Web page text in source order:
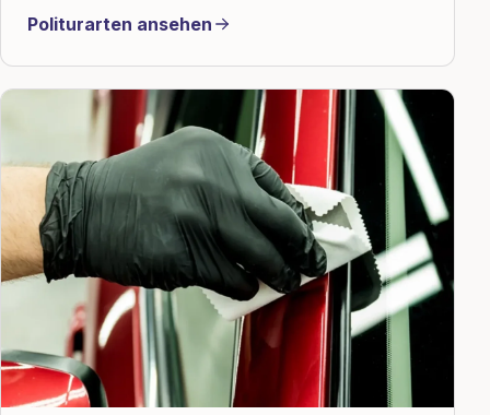
Politurarten ansehen